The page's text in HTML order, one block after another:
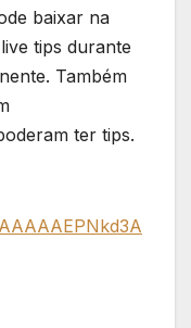
baixar na
tips durante
Também
ter tips.